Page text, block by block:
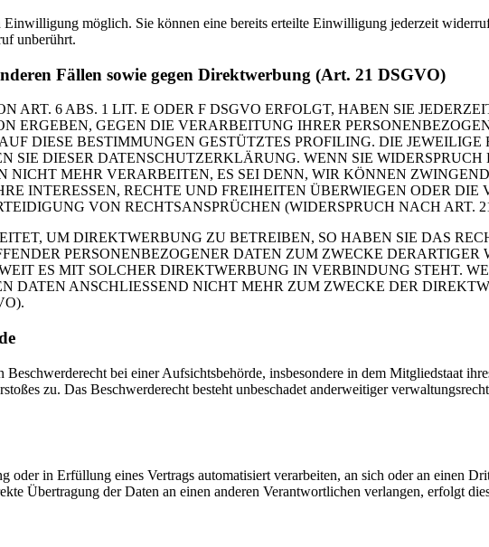
möglich. Sie können eine bereits erteilte Einwilligung jederzeit
unberührt.
Fällen sowie gegen Direktwerbung (Art. 21 DSGVO)
6 ABS. 1 LIT. E ODER F DSGVO ERFOLGT, HABEN SIE
ERGEBEN, GEGEN DIE VERARBEITUNG IHRER
DIESE BESTIMMUNGEN GESTÜTZTES PROFILING. DIE JEWEILIGE
SIE DIESER DATENSCHUTZERKLÄRUNG. WENN SIE WIDERSPRUCH
NICHT MEHR VERARBEITEN, ES SEI DENN, WIR KÖNNEN
INTERESSEN, RECHTE UND FREIHEITEN ÜBERWIEGEN ODER DIE
VON RECHTSANSPRÜCHEN (WIDERSPRUCH NACH ART.
UM DIREKTWERBUNG ZU BETREIBEN, SO HABEN SIE DAS
PERSONENBEZOGENER DATEN ZUM ZWECKE DERARTIGER
ES MIT SOLCHER DIREKTWERBUNG IN VERBINDUNG STEHT.
DATEN ANSCHLIESSEND NICHT MEHR ZUM ZWECKE DER
bei einer Aufsichtsbehörde, insbesondere in dem Mitgliedstaat
zu. Das Beschwerderecht besteht unbeschadet anderweitiger
in Erfüllung eines Vertrags automatisiert verarbeiten, an sich oder an einen
Übertragung der Daten an einen anderen Verantwortlichen verlangen, erfolgt